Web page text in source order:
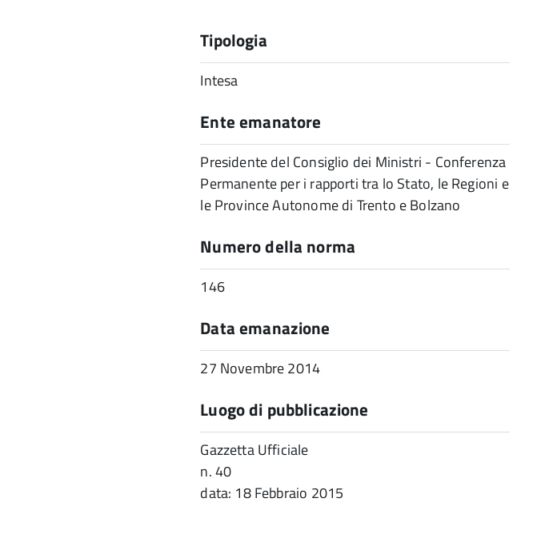
Tipologia
Intesa
Ente emanatore
Presidente del Consiglio dei Ministri - Conferenza
Permanente per i rapporti tra lo Stato, le Regioni e
le Province Autonome di Trento e Bolzano
Numero della norma
146
Data emanazione
27 Novembre 2014
Luogo di pubblicazione
Gazzetta Ufficiale
n. 40
data: 18 Febbraio 2015